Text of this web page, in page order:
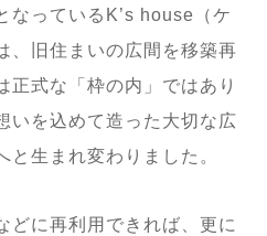
なっているK’s house（ケ
、旧住まいの広間を移築再
正式な「枠の内」ではあり
いを込めて造った大切な広
と生まれ変わりました。
どに再利用できれば、更に